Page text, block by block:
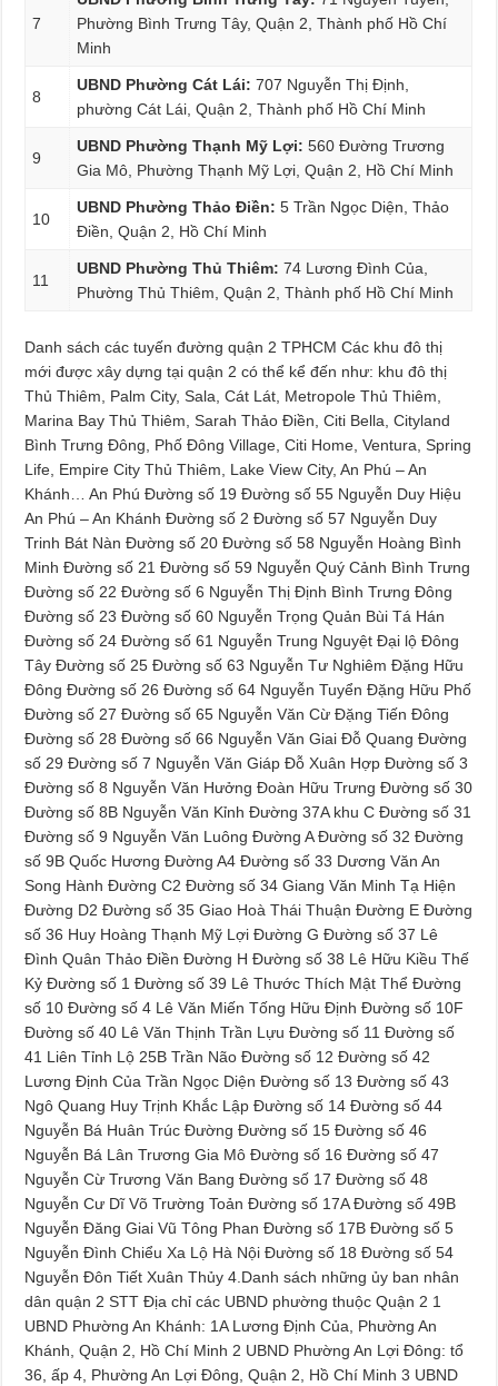
7
Phường Bình Trưng Tây, Quận 2, Thành phố Hồ Chí
Minh
8
UBND Phường Cát Lái: 707 Nguyễn Thị Định,
phường Cát Lái, Quận 2, Thành phố Hồ Chí Minh
9
UBND Phường Thạnh Mỹ Lợi: 560 Đường Trương
Gia Mô, Phường Thạnh Mỹ Lợi, Quận 2, Hồ Chí Minh
10
UBND Phường Thảo Điền: 5 Trần Ngọc Diện, Thảo
Điền, Quận 2, Hồ Chí Minh
11
UBND Phường Thủ Thiêm: 74 Lương Đình Của,
Phường Thủ Thiêm, Quận 2, Thành phố Hồ Chí Minh
Danh sách các tuyến đường quận 2 TPHCM Các khu đô thị
mới được xây dựng tại quận 2 có thể kể đến như: khu đô thị
Thủ Thiêm, Palm City, Sala, Cát Lát, Metropole Thủ Thiêm,
Marina Bay Thủ Thiêm, Sarah Thảo Điền, Citi Bella, Cityland
Bình Trưng Đông, Phố Đông Village, Citi Home, Ventura, Spring
Life, Empire City Thủ Thiêm, Lake View City, An Phú – An
Khánh… An Phú Đường số 19 Đường số 55 Nguyễn Duy Hiệu
An Phú – An Khánh Đường số 2 Đường số 57 Nguyễn Duy
Trinh Bát Nàn Đường số 20 Đường số 58 Nguyễn Hoàng Bình
Minh Đường số 21 Đường số 59 Nguyễn Quý Cảnh Bình Trưng
Đường số 22 Đường số 6 Nguyễn Thị Định Bình Trưng Đông
Đường số 23 Đường số 60 Nguyễn Trọng Quản Bùi Tá Hán
Đường số 24 Đường số 61 Nguyễn Trung Nguyệt Đại lộ Đông
Tây Đường số 25 Đường số 63 Nguyễn Tư Nghiêm Đặng Hữu
Đông Đường số 26 Đường số 64 Nguyễn Tuyển Đặng Hữu Phố
Đường số 27 Đường số 65 Nguyễn Văn Cừ Đặng Tiến Đông
Đường số 28 Đường số 66 Nguyễn Văn Giai Đỗ Quang Đường
số 29 Đường số 7 Nguyễn Văn Giáp Đỗ Xuân Hợp Đường số 3
Đường số 8 Nguyễn Văn Hưởng Đoàn Hữu Trưng Đường số 30
Đường số 8B Nguyễn Văn Kỉnh Đường 37A khu C Đường số 31
Đường số 9 Nguyễn Văn Luông Đường A Đường số 32 Đường
số 9B Quốc Hương Đường A4 Đường số 33 Dương Văn An
Song Hành Đường C2 Đường số 34 Giang Văn Minh Tạ Hiện
Đường D2 Đường số 35 Giao Hoà Thái Thuận Đường E Đường
số 36 Huy Hoàng Thạnh Mỹ Lợi Đường G Đường số 37 Lê
Đình Quân Thảo Điền Đường H Đường số 38 Lê Hữu Kiều Thế
Kỷ Đường số 1 Đường số 39 Lê Thước Thích Mật Thể Đường
số 10 Đường số 4 Lê Văn Miến Tống Hữu Định Đường số 10F
Đường số 40 Lê Văn Thịnh Trần Lựu Đường số 11 Đường số
41 Liên Tỉnh Lộ 25B Trần Não Đường số 12 Đường số 42
Lương Định Của Trần Ngọc Diện Đường số 13 Đường số 43
Ngô Quang Huy Trịnh Khắc Lập Đường số 14 Đường số 44
Nguyễn Bá Huân Trúc Đường Đường số 15 Đường số 46
Nguyễn Bá Lân Trương Gia Mô Đường số 16 Đường số 47
Nguyễn Cừ Trương Văn Bang Đường số 17 Đường số 48
Nguyễn Cư Dĩ Võ Trường Toản Đường số 17A Đường số 49B
Nguyễn Đăng Giai Vũ Tông Phan Đường số 17B Đường số 5
Nguyễn Đình Chiểu Xa Lộ Hà Nội Đường số 18 Đường số 54
Nguyễn Đôn Tiết Xuân Thủy 4.Danh sách những ủy ban nhân
dân quận 2 STT Địa chỉ các UBND phường thuộc Quận 2 1
UBND Phường An Khánh: 1A Lương Định Của, Phường An
Khánh, Quận 2, Hồ Chí Minh 2 UBND Phường An Lợi Đông: tổ
36, ấp 4, Phường An Lợi Đông, Quận 2, Hồ Chí Minh 3 UBND